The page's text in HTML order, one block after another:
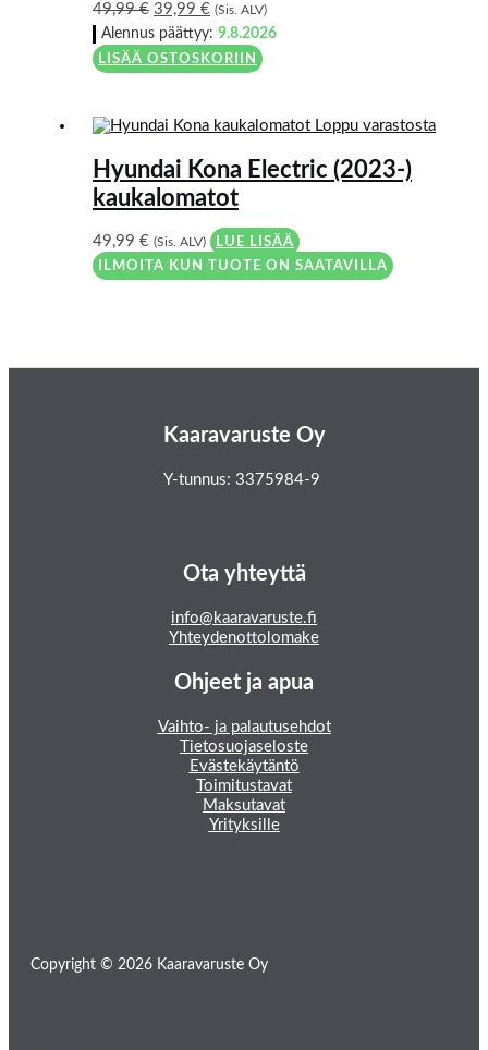
49,99€ 39,99€ (Sis. ALV)
Alennus päättyy:9.8.2026
LISÄÄ OSTOSKORIIN
Loppu varastosta
Hyundai Kona Electric (2023-)
kaukalomatot
49,99€ (Sis. ALV)
LUE LISÄÄ
ILMOITA KUN TUOTE ON SAATAVILLA
Kaaravaruste Oy
Y-tunnus: 3375984-9
Ota yhteyttä
info@kaaravaruste.fi
Yhteydenottolomake
Ohjeet ja apua
Vaihto- ja palautusehdot
Tietosuojaseloste
Evästekäytäntö
Toimitustavat
Maksutavat
Yrityksille
Copyright © 2026 Kaaravaruste Oy